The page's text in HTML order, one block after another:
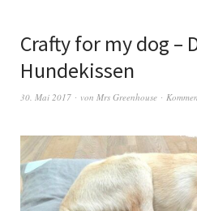
Crafty for my dog –
Hundekissen
30. Mai 2017 von Mrs Greenhouse